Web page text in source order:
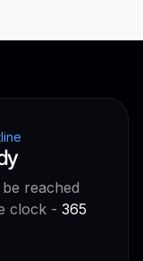
reached
clock - 365